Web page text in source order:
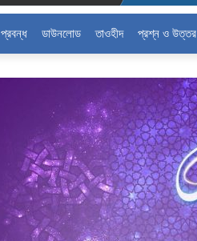
প্রবন্ধ ডাউনলোড তাওহীদ প্রশ্ন ও উত্তর